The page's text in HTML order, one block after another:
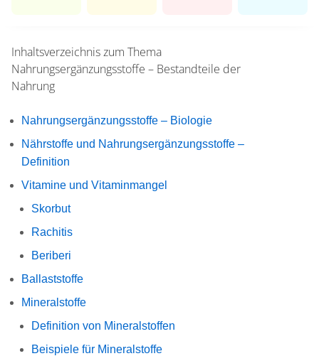
Inhaltsverzeichnis zum Thema
Nahrungsergänzungsstoffe – Bestandteile der
Nahrung
Nahrungsergänzungsstoffe – Biologie
Nährstoffe und Nahrungsergänzungsstoffe –
Definition
Vitamine und Vitaminmangel
Skorbut
Rachitis
Beriberi
Ballaststoffe
Mineralstoffe
Definition von Mineralstoffen
Beispiele für Mineralstoffe